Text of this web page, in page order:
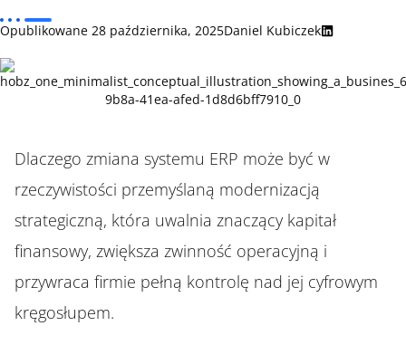
Opublikowane 28 października, 2025Daniel Kubiczek
Dlaczego zmiana systemu ERP może być w
rzeczywistości przemyślaną modernizacją
strategiczną, która uwalnia znaczący kapitał
finansowy, zwiększa zwinność operacyjną i
przywraca firmie pełną kontrolę nad jej cyfrowym
kręgosłupem.